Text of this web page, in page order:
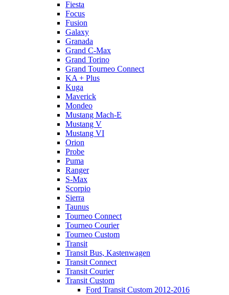
Fiesta
Focus
Fusion
Galaxy
Granada
Grand C-Max
Grand Torino
Grand Tourneo Connect
KA + Plus
Kuga
Maverick
Mondeo
Mustang Mach-E
Mustang V
Mustang VI
Orion
Probe
Puma
Ranger
S-Max
Scorpio
Sierra
Taunus
Tourneo Connect
Tourneo Courier
Tourneo Custom
Transit
Transit Bus, Kastenwagen
Transit Connect
Transit Courier
Transit Custom
Ford Transit Custom 2012-2016